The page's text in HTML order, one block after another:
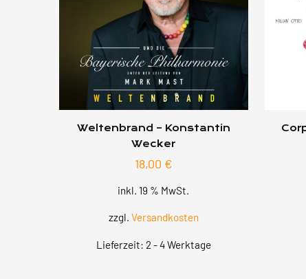
Weltenbrand – Konstantin
Wecker
18,00 €
inkl. 19 % MwSt.
zzgl. Versandkosten
Lieferzeit: 2 - 4 Werktage